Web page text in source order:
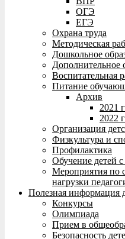
ОГЭ
ЕГЭ
Охрана труда
Методическая
Дошкольное
Дополнительное
Воспитательная
Питание
Архив
2021
2022
Организация
Физкультура и
Профилактика
Обучение детей
Мероприятия по
нагрузки
Полезная информация
Конкурсы
Олимпиада
Прием в
Безопасность